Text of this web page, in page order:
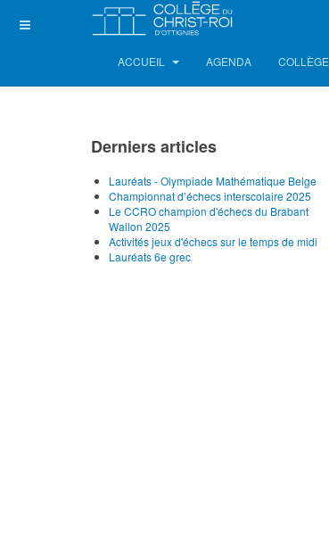
ACCUEIL AGENDA COLLÈGE
Derniers articles
Lauréats - Olympiade Mathématique Belge
Championnat d’échecs interscolaire 2025
Le CCRO champion d'échecs du Brabant
Wallon 2025
Activités jeux d'échecs sur le temps de midi
Lauréats 6e grec